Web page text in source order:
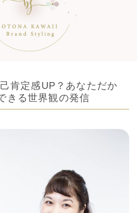
肯定感UP？あなただか
きる世界観の発信